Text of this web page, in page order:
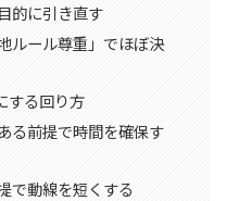
的に引き直す
ルール尊重」でほぼ決
する回り方
る前提で時間を確保す
で動線を短くする